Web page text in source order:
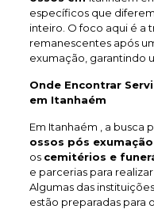
específicos que
inteiro. O foco aqui é a
remanescentes após
exumação, garantindo
Onde Encontrar
em Itanhaém
Em Itanhaém , a busca
ossos pós exumação
os cemitérios e
e parcerias para
Algumas das
estão preparadas para